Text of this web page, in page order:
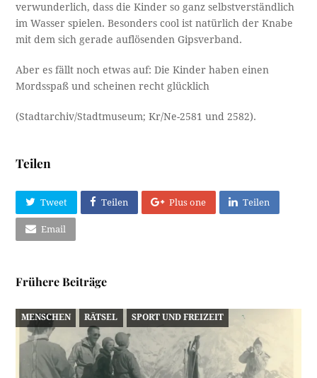
verwunderlich, dass die Kinder so ganz selbstverständlich
im Wasser spielen. Besonders cool ist natürlich der Knabe
mit dem sich gerade auflösenden Gipsverband.
Aber es fällt noch etwas auf: Die Kinder haben einen
Mordsspaß und scheinen recht glücklich
(Stadtarchiv/Stadtmuseum; Kr/Ne-2581 und 2582).
Teilen
Tweet Teilen Plus one Teilen
Email
Frühere Beiträge
MENSCHEN RÄTSEL SPORT UND FREIZEIT